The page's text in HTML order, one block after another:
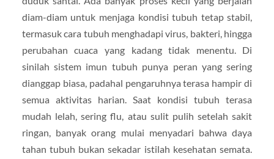
diam-diam untuk menjaga kondisi tubuh tetap stabil,
termasuk cara tubuh menghadapi virus, bakteri, hingga
perubahan cuaca yang kadang tidak menentu. Di
sinilah sistem imun tubuh punya peran yang sering
dianggap biasa, padahal pengaruhnya terasa hampir di
semua aktivitas harian. Saat kondisi tubuh terasa
mudah lelah, sering flu, atau sulit pulih setelah sakit
ringan, banyak orang mulai menyadari bahwa daya
tahan tubuh bukan sekadar istilah kesehatan semata.